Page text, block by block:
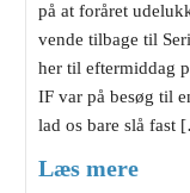
på at foråret
vende tilbage til
her til eftermiddag
IF var på besøg til
lad os bare slå fast
Læs mere